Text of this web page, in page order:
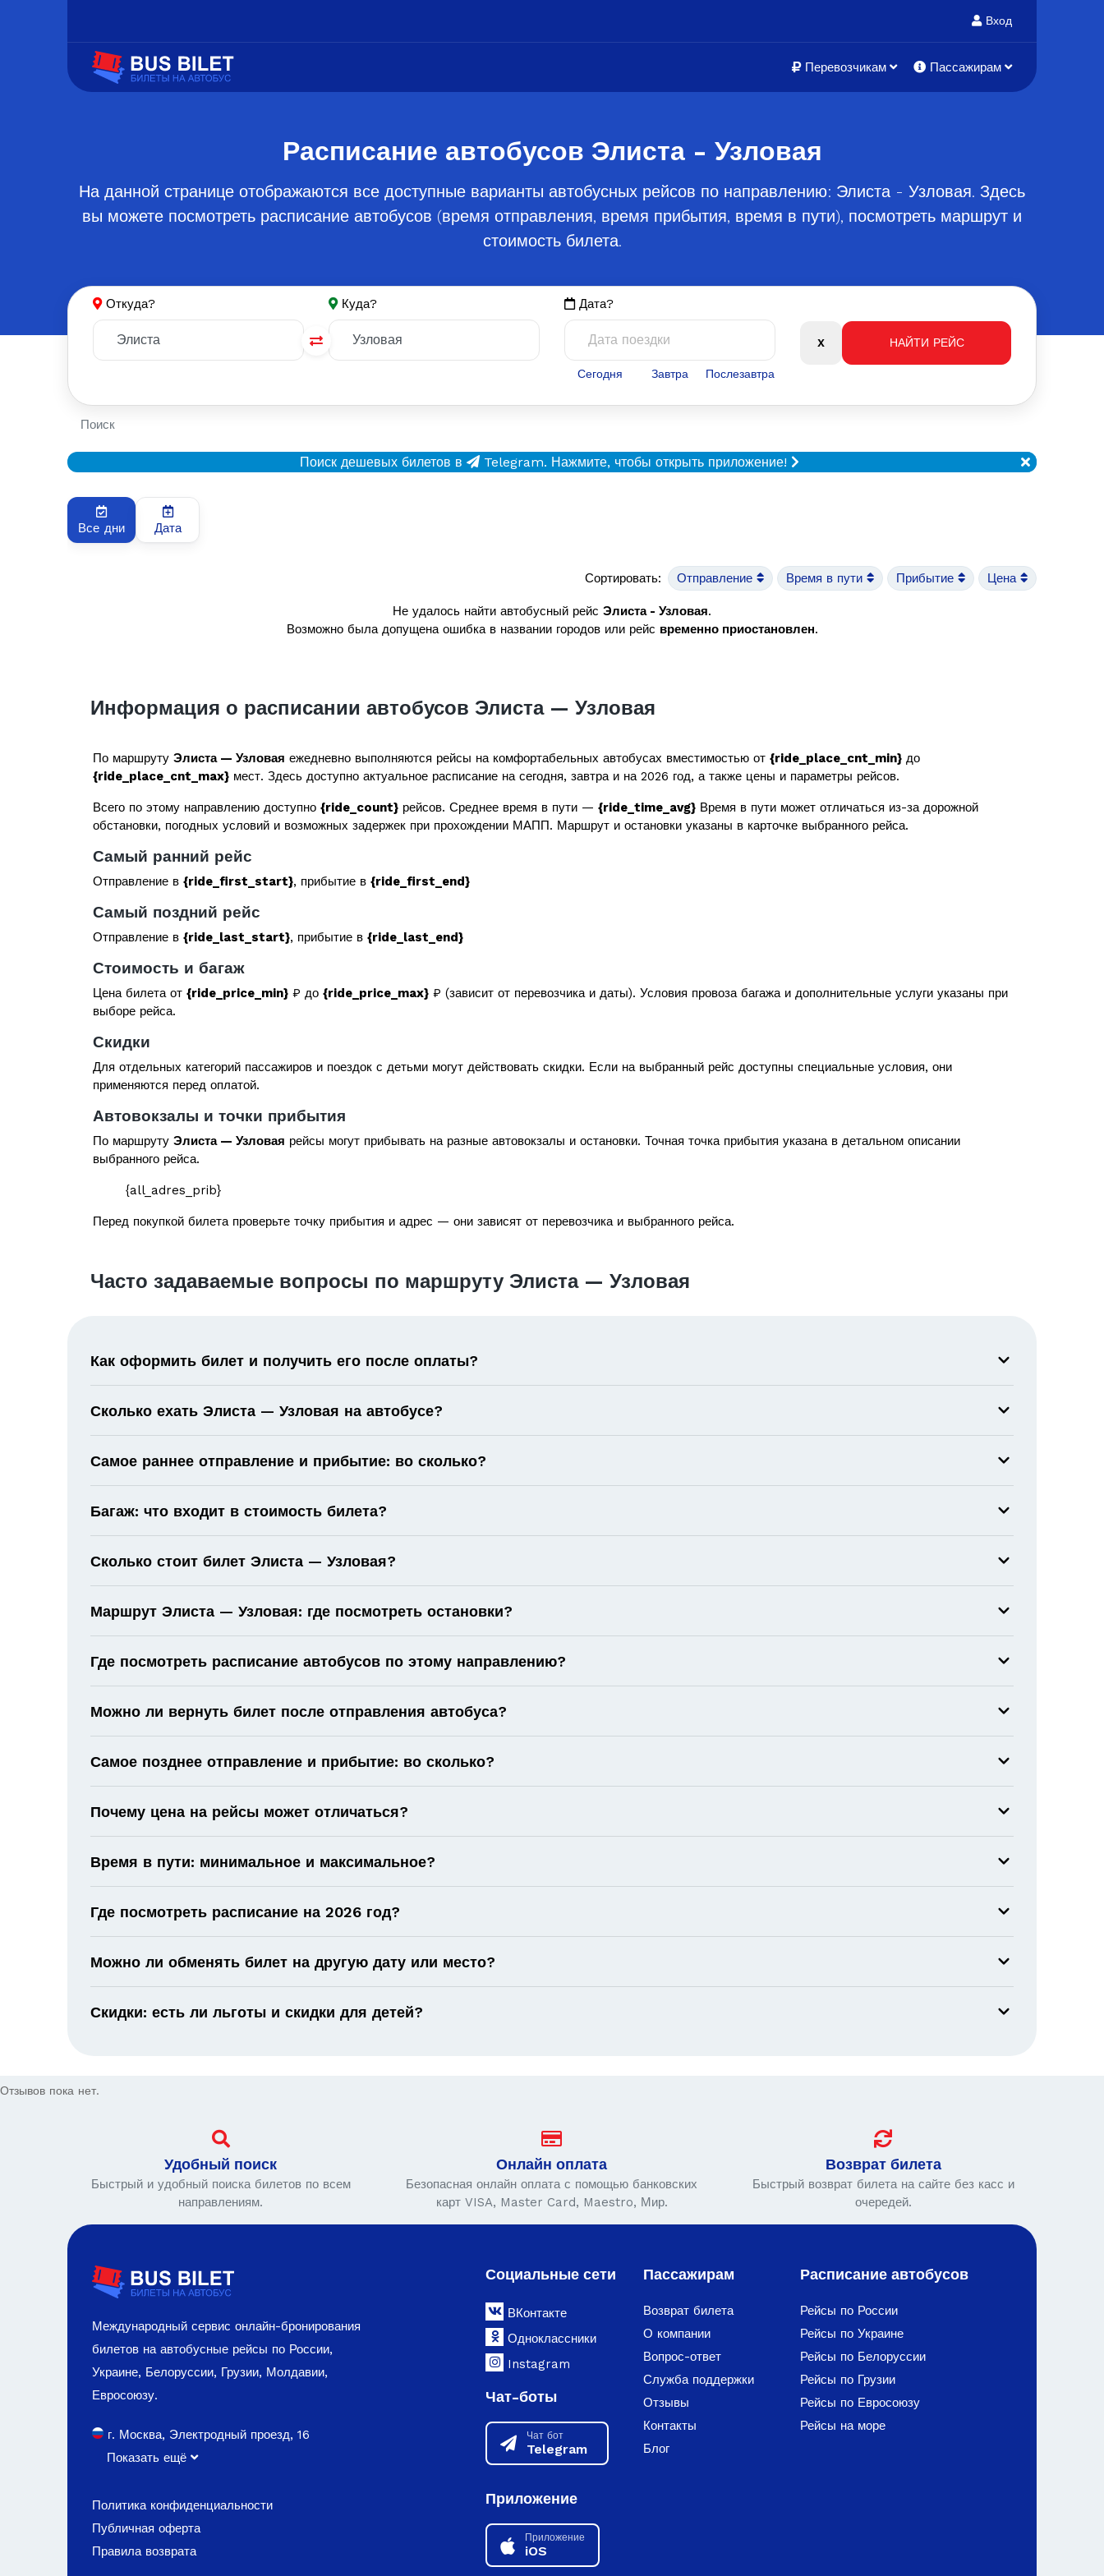
Вход
Перевозчикам Пассажирам
Расписание автобусов Элиста - Узловая
На данной странице отображаются все доступные варианты автобусных рейсов по направлению: Элиста - Узловая. Здесь
вы можете посмотреть расписание автобусов (время отправления, время прибытия, время в пути), посмотреть маршрут и
стоимость билета.
Откуда? Куда? Дата?
Сегодня Завтра Послезавтра
Поиск
Поиск дешевых билетов в Telegram. Нажмите, чтобы открыть приложение!
Все дни Дата
Сортировать: Отправление Время в пути Прибытие Цена
Не удалось найти автобусный рейс Элиста - Узловая.
Возможно была допущена ошибка в названии городов или рейс временно приостановлен.
Информация о расписании автобусов Элиста — Узловая
По маршруту Элиста — Узловая ежедневно выполняются рейсы на комфортабельных автобусах вместимостью от {ride_place_cnt_min} до
{ride_place_cnt_max} мест. Здесь доступно актуальное расписание на сегодня, завтра и на 2026 год, а также цены и параметры рейсов.
Всего по этому направлению доступно {ride_count} рейсов. Среднее время в пути — {ride_time_avg} Время в пути может отличаться из-за дорожной
обстановки, погодных условий и возможных задержек при прохождении МАПП. Маршрут и остановки указаны в карточке выбранного рейса.
Самый ранний рейс
Отправление в {ride_first_start}, прибытие в {ride_first_end}
Самый поздний рейс
Отправление в {ride_last_start}, прибытие в {ride_last_end}
Стоимость и багаж
Цена билета от {ride_price_min} ₽ до {ride_price_max} ₽ (зависит от перевозчика и даты). Условия провоза багажа и дополнительные услуги указаны при
выборе рейса.
Скидки
Для отдельных категорий пассажиров и поездок с детьми могут действовать скидки. Если на выбранный рейс доступны специальные условия, они
применяются перед оплатой.
Автовокзалы и точки прибытия
По маршруту Элиста — Узловая рейсы могут прибывать на разные автовокзалы и остановки. Точная точка прибытия указана в детальном описании
выбранного рейса.
{all_adres_prib}
Перед покупкой билета проверьте точку прибытия и адрес — они зависят от перевозчика и выбранного рейса.
Часто задаваемые вопросы по маршруту Элиста — Узловая
Как оформить билет и получить его после оплаты?
Сколько ехать Элиста — Узловая на автобусе?
Самое раннее отправление и прибытие: во сколько?
Багаж: что входит в стоимость билета?
Сколько стоит билет Элиста — Узловая?
Маршрут Элиста — Узловая: где посмотреть остановки?
Где посмотреть расписание автобусов по этому направлению?
Можно ли вернуть билет после отправления автобуса?
Самое позднее отправление и прибытие: во сколько?
Почему цена на рейсы может отличаться?
Время в пути: минимальное и максимальное?
Где посмотреть расписание на 2026 год?
Можно ли обменять билет на другую дату или место?
Скидки: есть ли льготы и скидки для детей?
Отзывов пока нет.
Удобный поиск
Быстрый и удобный поиска билетов по всем
направлениям.
Онлайн оплата
Безопасная онлайн оплата с помощью банковских
карт VISA, Master Card, Maestro, Мир.
Возврат билета
Быстрый возврат билета на сайте без касс и
очередей.
Международный сервис онлайн-бронирования
билетов на автобусные рейсы по России,
Украине, Белоруссии, Грузии, Молдавии,
Евросоюзу.
г. Москва, Электродный проезд, 16
Показать ещё
Политика конфиденциальности
Публичная оферта
Правила возврата
Социальные сети
ВКонтакте
Одноклассники
Instagram
Чат-боты
Чат бот
Telegram
Приложение
Приложение
iOS
Пассажирам
Возврат билета
О компании
Вопрос-ответ
Служба поддержки
Отзывы
Контакты
Блог
Расписание автобусов
Рейсы по России
Рейсы по Украине
Рейсы по Белоруссии
Рейсы по Грузии
Рейсы по Евросоюзу
Рейсы на море